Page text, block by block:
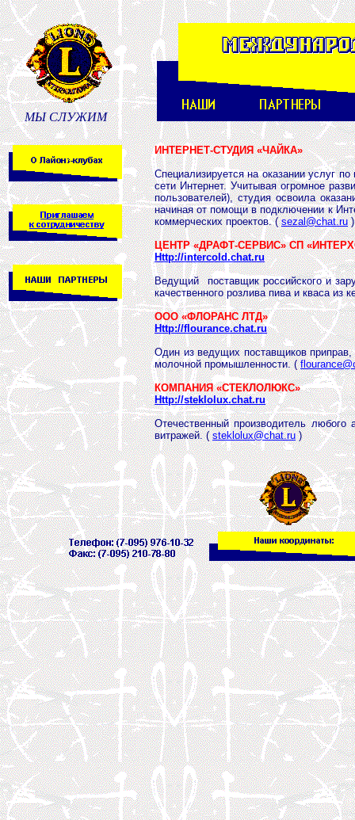
МЫ СЛУЖИМ
ИНТЕРНЕТ-СТУДИЯ «ЧАЙКА»
Специализируется на оказании услуг
сети Интернет. Учитывая огромное
пользователей), студия освоила
начиная от помощи в подключении к
коммерческих проектов. (sezal@chat.ru)
ЦЕНТР «ДРАФТ-СЕРВИС» СП
Http://intercold.chat.ru
Ведущий поставщик российского и
качественного розлива пива и кваса из
ООО «ФЛОРАНС ЛТД»
Http://flourance.chat.ru
Один из ведущих поставщиков
молочной промышленности. (
КОМПАНИЯ «СТЕКЛОЛЮКС»
Http://steklolux.chat.ru
Отечественный производитель любого
витражей. (steklolux@chat.ru)